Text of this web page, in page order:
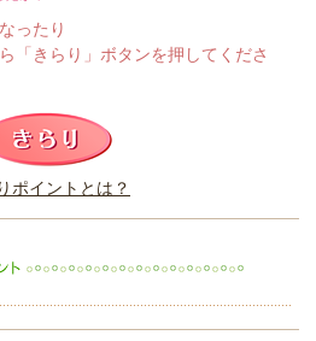
したか？
ったり
「きらり」ボタンを押してくださ
きらり
ポイントとは？